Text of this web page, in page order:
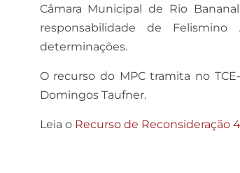
Câmara Municipal de Rio
responsabilidade de
determinações.
O recurso do MPC tramita no
Domingos Taufner.
Leia o Recurso de Reconsideração